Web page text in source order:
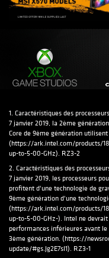
1. Caractéristiques des
7 janvier 2019, la 2ème
Core de 9ème génération
(https://ark.intel.com/products/
up-to-5-00-GHz). RZ3-2
2. Caractéristiques des
7 janvier 2019, les processeurs
profitent d'une technologie de
9ème génération d'une
(https://ark.intel.com/products/
up-to-5-00-GHz-). Intel ne devrait
performances inférieures avant
3ème génération. (https://
update/#gs.Jg2E7sI1). RZ3-1